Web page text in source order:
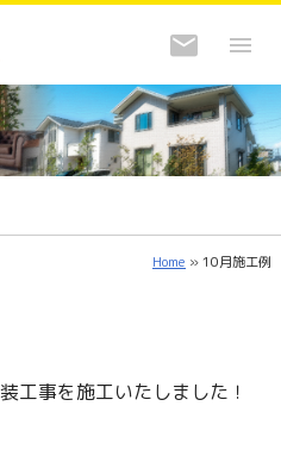
Home » 10月施工例
工事を施工いたしました！